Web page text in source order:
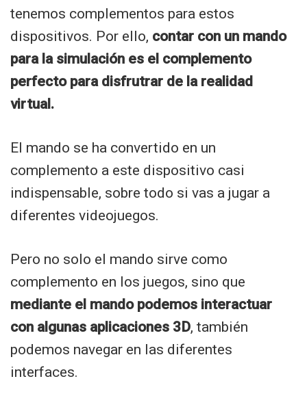
tenemos complementos para estos
dispositivos. Por ello, contar con un mando
para la simulación es el complemento
perfecto para disfrutrar de la realidad
virtual.
El mando se ha convertido en un
complemento a este dispositivo casi
indispensable, sobre todo si vas a jugar a
diferentes videojuegos.
Pero no solo el mando sirve como
complemento en los juegos, sino que
mediante el mando podemos interactuar
con algunas aplicaciones 3D, también
podemos navegar en las diferentes
interfaces.